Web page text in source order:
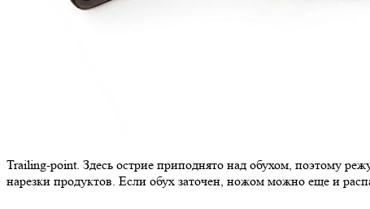
Trailing-point. Здесь острие приподнято над обухом, поэтому
нарезки продуктов. Если обух заточен, ножом можно еще и